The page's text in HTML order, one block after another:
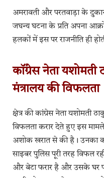
अमरावती और परतवाड़ा के
जघन्य घटना के प्रति अपना
हलकों में इस पर राजनीति ही
कॉंग्रेस नेता यशोमती
मंत्रालय की विफलता
क्षेत्र की कांग्रेस नेता यशोमती
विफलता करार देते हुए इस
अशोक खरात से की है। उनका
साइबर पुलिस पूरी तरह विफल
और बेटा फरार है और उसके घर